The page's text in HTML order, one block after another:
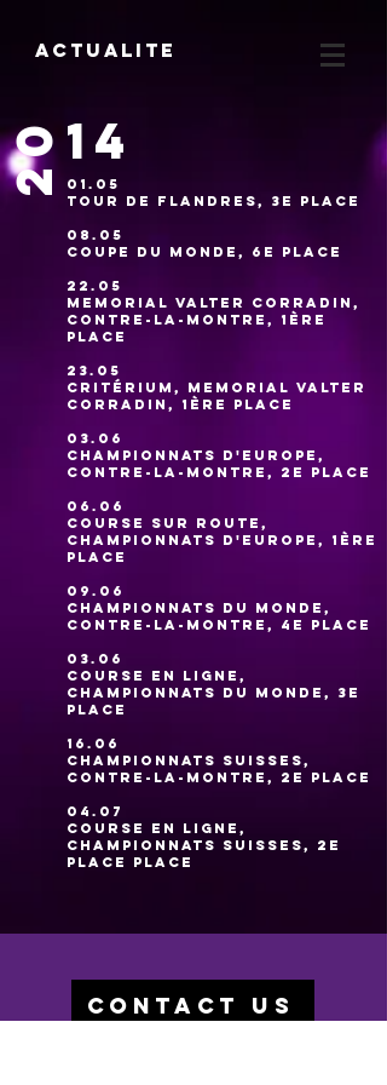
Actualite
2014
01.05
Tour de Flandres, 3e place
08.05
Coupe du monde, 6e place
22.05
Memorial Valter Corradin,
contre-la-montre, 1ère
place
23.05
Critérium, Memorial Valter
Corradin, 1ère place
03.06
Championnats d'Europe,
contre-la-montre, 2e place
06.06
Course sur route,
Championnats d'Europe, 1ère
place
09.06
Championnats du monde,
contre-la-montre, 4e place
03.06
Course en ligne,
Championnats du monde, 3e
place
16.06
Championnats suisses,
contre-la-montre, 2e place
04.07
course en ligne,
Championnats suisses, 2e
place place
CONTACT US